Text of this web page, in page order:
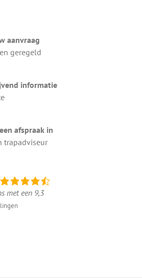
aanvraag
geregeld
informatie
afspraak in
trapadviseur
met een 9,3